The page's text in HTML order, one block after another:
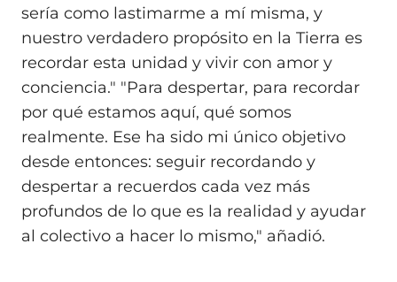
sería como lastimarme a mí misma, y
nuestro verdadero propósito en la Tierra es
recordar esta unidad y vivir con amor y
conciencia." "Para despertar, para recordar
por qué estamos aquí, qué somos
realmente. Ese ha sido mi único objetivo
desde entonces: seguir recordando y
despertar a recuerdos cada vez más
profundos de lo que es la realidad y ayudar
al colectivo a hacer lo mismo," añadió.